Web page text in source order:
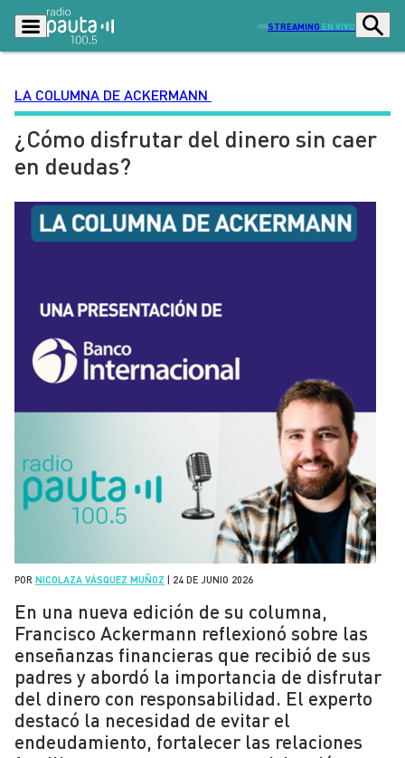
STREAMING EN VIVO
Podcasts Programas
Lo Último
Ciudad Economía
Radio en vivo Sostenibilidad
Entretención y Cultura
Dato en Pauta
Contenido Patrocinado
LA COLUMNA DE ACKERMANN
¿Cómo disfrutar del dinero sin caer
en deudas?
POR NICOLAZA VÁSQUEZ MUÑOZ 24 DE JUNIO 2026
En una nueva edición de su columna,
Francisco Ackermann reflexionó sobre las
enseñanzas financieras que recibió de sus
padres y abordó la importancia de disfrutar
del dinero con responsabilidad. El experto
destacó la necesidad de evitar el
endeudamiento, fortalecer las relaciones